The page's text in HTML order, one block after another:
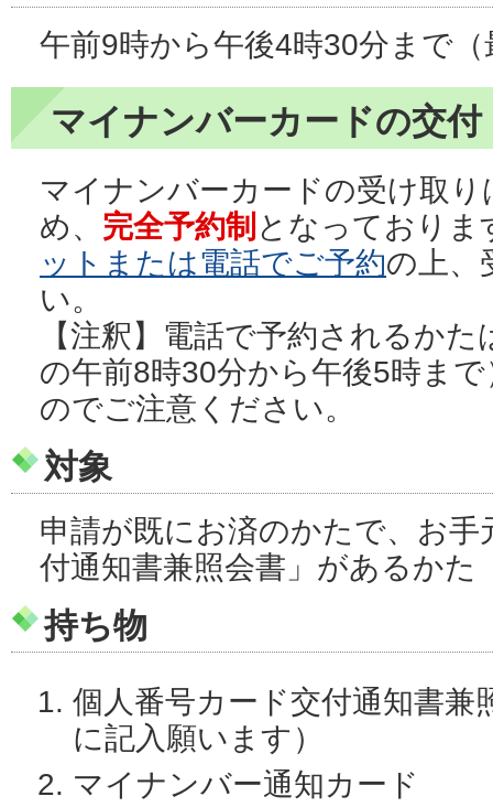
午前9時から午後4時30分まで（
マイナンバーカードの交付
マイナンバーカードの受け取
め、 完全予約制 となっておりま
ットまたは電話でご予約の上、
い。
【注釈】電話で予約されるか
の午前8時30分から午後5時ま
のでご注意ください。
対象
申請が既にお済のかたで、お手
付通知書兼照会書」があるかた
持ち物
個人番号カード交付通知書兼
に記入願います）
マイナンバー通知カード